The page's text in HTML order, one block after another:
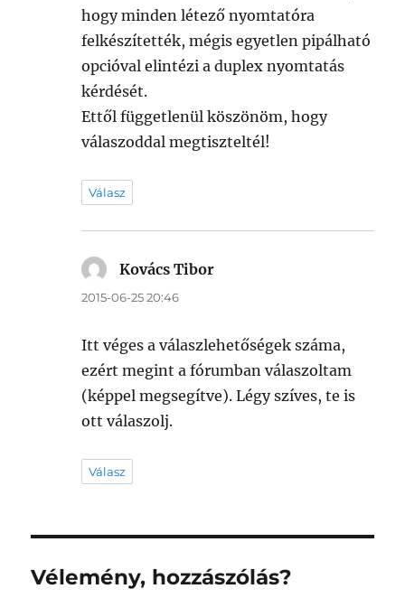
hogy minden létező nyomtatóra
felkészítették, mégis egyetlen pipálható
opcióval elintézi a duplex nyomtatás
kérdését.
Ettől függetlenül köszönöm, hogy
válaszoddal megtiszteltél!
Válasz
Kovács Tibor
2015-06-25 20:46
Itt véges a válaszlehetőségek száma,
ezért megint a fórumban válaszoltam
(képpel megsegítve). Légy szíves, te is
ott válaszolj.
Válasz
Vélemény, hozzászólás?